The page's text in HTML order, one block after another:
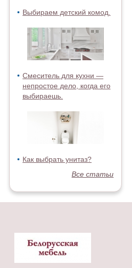
Выбираем детский комод.
Смеситель для кухни —
непростое дело, когда его
выбираешь.
Как выбрать унитаз?
Все статьи